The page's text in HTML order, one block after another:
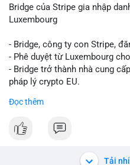
Bridge của Stripe gia nhập
Luxembourg
- Bridge, công ty con Stripe,
- Phê duyệt từ Luxembourg
- Bridge trở thành nhà cung
pháp lý crypto EU.
#luxembourg
Đọc thêm
Tải